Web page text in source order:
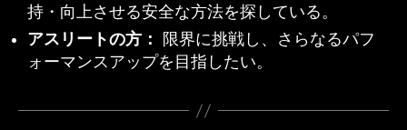
持・向上させる安全な方法を探している。
アスリートの方：
限界に挑戦し、さらなるパフ
ォーマンスアップを目指したい。